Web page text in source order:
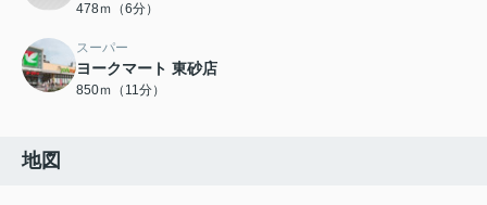
478ｍ（6分）
スーパー
ヨークマート 東砂店
850ｍ（11分）
地図